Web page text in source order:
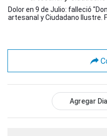
Dolor en 9 de Julio: falleció
artesanal y Ciudadano Ilustre.
Agregar